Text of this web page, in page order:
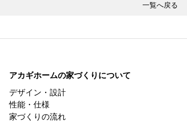
一覧へ戻る
アカギホームの家づくりについて
デザイン・設計
性能・仕様
家づくりの流れ